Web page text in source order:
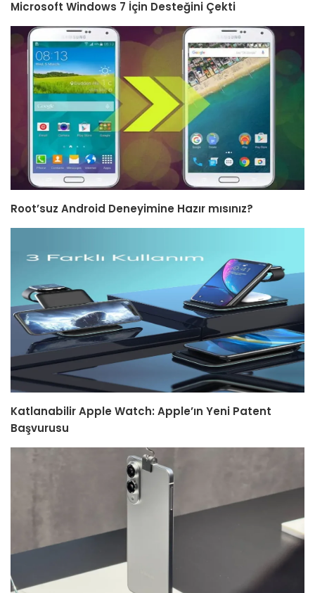
Microsoft Windows 7 İçin Desteğini Çekti
Root’suz Android Deneyimine Hazır mısınız?
Katlanabilir Apple Watch: Apple’ın Yeni Patent
Başvurusu